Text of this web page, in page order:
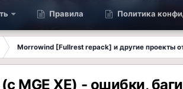
Правила Политика
Morrowind [Fullrest repack] и другие проекты
MGE XE) - ошибки,